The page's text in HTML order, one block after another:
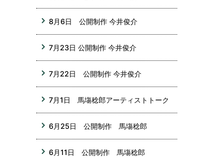
8月6日 公開制作 今井俊介
7月23日 公開制作 今井俊介
7月22日 公開制作 今井俊介
7月1日 馬塲稔郎アーティストトーク
6月25日 公開制作 馬塲稔郎
6月11日 公開制作 馬塲稔郎